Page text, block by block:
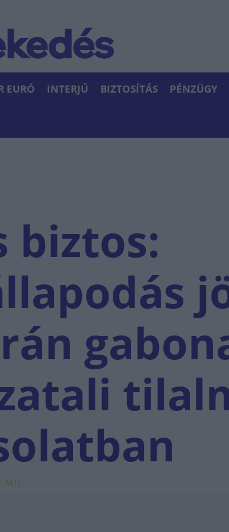
EURÓ INTERJÚ BIZTOSÍTÁS PÉNZÜGY
biztos:
MTI